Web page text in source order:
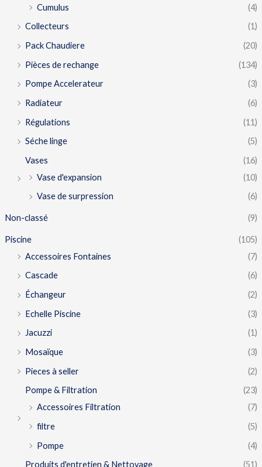
Cumulus
(4)
Collecteurs
(1)
Pack Chaudiere
(20)
Pièces de rechange
(134)
Pompe Accelerateur
(3)
Radiateur
(6)
Régulations
(11)
Séche linge
(5)
Vases
(16)
Vase d'expansion
(10)
Vase de surpression
(6)
Non-classé (9)
Piscine
(105)
Accessoires Fontaines
(7)
Cascade
(6)
Échangeur
(2)
Echelle Piscine
(3)
Jacuzzi
(1)
Mosaïque
(3)
Pieces à seller
(2)
Pompe & Filtration
(23)
Accessoires Filtration
(7)
filtre
(5)
Pompe
(4)
Produits d'entretien & Nettoyage
(51)